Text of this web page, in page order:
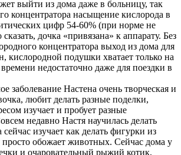
выйти из дома даже в больницу, так
концентратора насыщение кислорода в
цифр 54-60% (при норме не
дочка «привязана» к аппарату. Без
концентратора выход из дома для
кислородной подушки хватает только на
недостаточно даже для поездки в
заболевание Настена очень творческая и
любит делать разные поделки,
изучает и пробует разные
недавно Настя научилась делать
изучает как делать фигурки из
обожает животных. Сейчас дома у
и очаровательный рыжий котик,